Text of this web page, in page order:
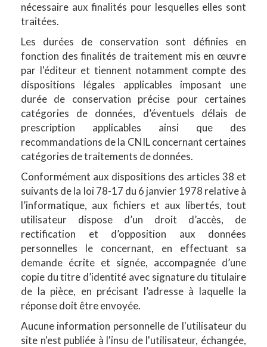
nécessaire aux finalités pour lesquelles elles sont
traitées.
Les durées de conservation sont définies en
fonction des finalités de traitement mis en œuvre
par l'éditeur et tiennent notamment compte des
dispositions légales applicables imposant une
durée de conservation précise pour certaines
catégories de données, d’éventuels délais de
prescription applicables ainsi que des
recommandations de la CNIL concernant certaines
catégories de traitements de données.
Conformément aux dispositions des articles 38 et
suivants de la loi 78-17 du 6 janvier 1978 relative à
l’informatique, aux fichiers et aux libertés, tout
utilisateur dispose d’un droit d’accès, de
rectification et d’opposition aux données
personnelles le concernant, en effectuant sa
demande écrite et signée, accompagnée d’une
copie du titre d’identité avec signature du titulaire
de la pièce, en précisant l’adresse à laquelle la
réponse doit être envoyée.
Aucune information personnelle de l'utilisateur du
site n'est publiée à l'insu de l'utilisateur, échangée,